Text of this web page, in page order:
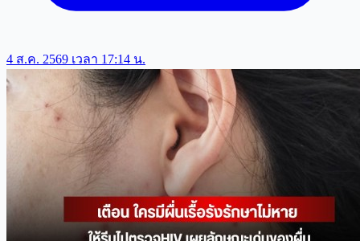
4 ส.ค. 2569 เวลา 17:14 น.